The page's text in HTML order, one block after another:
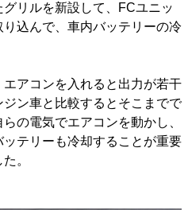
リルを新設して、FCユニッ
り込んで、車内バッテリーの冷
アコンを入れると出力が若干
ン車と比較するとそこまでで
の電気でエアコンを動かし、
テリーも冷却することが重要
。